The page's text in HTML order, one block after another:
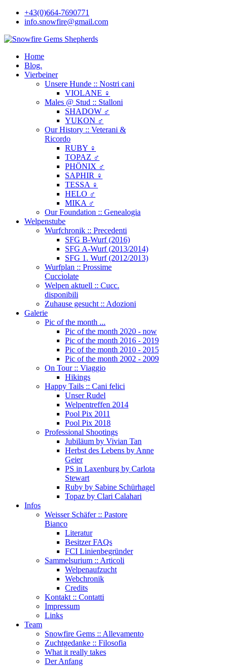
+43(0)664-7690771
info.snowfire@gmail.com
Home
Blog.
Vierbeiner
Unsere Hunde :: Nostri cani
VIOLANE ♀
Males @ Stud :: Stalloni
SHADOW ♂
YUKON ♂
Our History :: Veterani &
Ricordo
RUBY ♀
TOPAZ ♂
PHÖNIX ♂
SAPHIR ♀
TESSA ♀
HELO ♂
MIKA ♂
Our Foundation :: Genealogia
Welpenstube
Wurfchronik :: Precedenti
SFG B-Wurf (2016)
SFG A-Wurf (2013/2014)
SFG 1. Wurf (2012/2013)
Wurfplan :: Prossime
Cucciolate
Welpen aktuell :: Cucc.
disponibili
Zuhause gesucht :: Adozioni
Galerie
Pic of the month ...
Pic of the month 2020 - now
Pic of the month 2016 - 2019
Pic of the month 2010 - 2015
Pic of the month 2002 - 2009
On Tour :: Viaggio
Hikings
Happy Tails :: Cani felici
Unser Rudel
Welpentreffen 2014
Pool Pix 2011
Pool Pix 2018
Professional Shootings
Jubiläum by Vivian Tan
Herbst des Lebens by Anne
Geier
PS in Laxenburg by Carlota
Stewart
Ruby by Sabine Schürhagel
Topaz by Clari Calahari
Infos
Weisser Schäfer :: Pastore
Bianco
Literatur
Besitzer FAQs
FCI Linienbegründer
Sammelsurium :: Articoli
Welpenaufzucht
Webchronik
Credits
Kontakt :: Contatti
Impressum
Links
Team
Snowfire Gems :: Allevamento
Zuchtgedanke :: Filosofia
What it really takes
Der Anfang